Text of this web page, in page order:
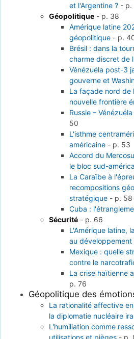
et l'Argentine ? - p.
Géopolitique - p. 38
Amérique latine
géopolitique - p.
Brésil : dans la
charme discret de
Vénézuéla post-3
gouverne et
La façade nord de
nouvelle frontière
Russie –
50
L'isthme
américaine - p. 53
Accord du
le bloc sud-
La Caraïbe à
recompositions
stratégique - p. 58
Cuba :
Sécurité - p. 66
L'Amérique latine,
au développement
Mexique : quelle
contre le
La crise haïtienne
p. 76
Géopolitique des
La rationalité affective
la diplomatie nucléaire
L'humiliation comme
utilisations et pièges - p.